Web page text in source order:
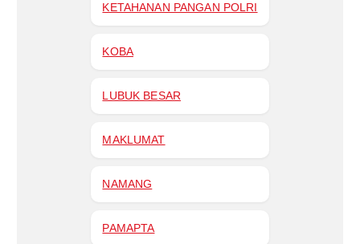
KETAHANAN PANGAN POLRI
KOBA
LUBUK BESAR
MAKLUMAT
NAMANG
PAMAPTA